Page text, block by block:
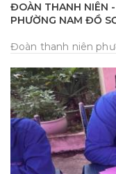
ĐOÀN THANH NIÊN
PHƯỜNG NAM ĐỒ
Đoàn thanh niên